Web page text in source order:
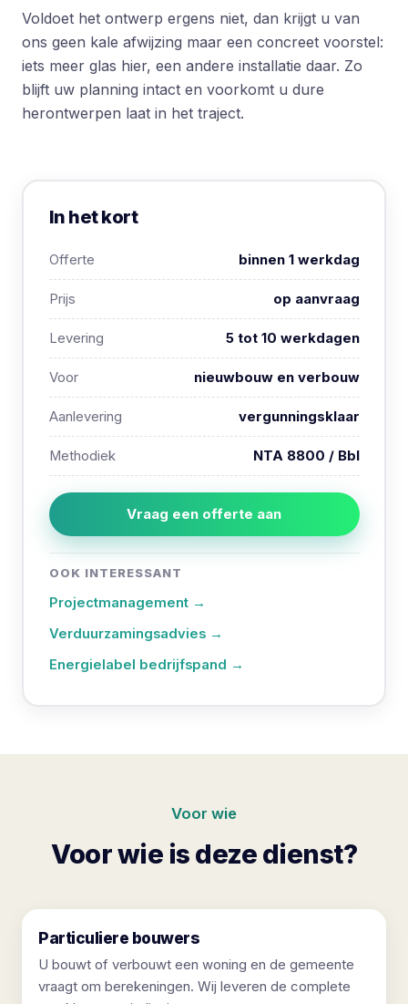
Voldoet het ontwerp ergens niet, dan krijgt u van
ons geen kale afwijzing maar een concreet voorstel:
iets meer glas hier, een andere installatie daar. Zo
blijft uw planning intact en voorkomt u dure
herontwerpen laat in het traject.
In het kort
Offerte binnen 1 werkdag
Prijs op aanvraag
Levering 5 tot 10 werkdagen
Voor nieuwbouw en verbouw
Aanlevering vergunningsklaar
Methodiek NTA 8800 / Bbl
Vraag een offerte aan
OOK INTERESSANT
Projectmanagement →
Verduurzamingsadvies →
Energielabel bedrijfspand →
Voor wie
Voor wie is deze dienst?
Particuliere bouwers
U bouwt of verbouwt een woning en de gemeente
vraagt om berekeningen. Wij leveren de complete